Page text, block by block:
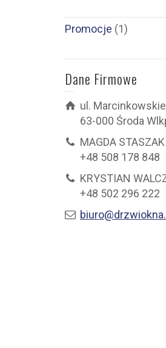
Promocje (1)
Dane Firmowe
ul.
63-000 Środa
MAGDA STASZAK
+48 508 178 848
KRYSTIAN
+48 502 296 222